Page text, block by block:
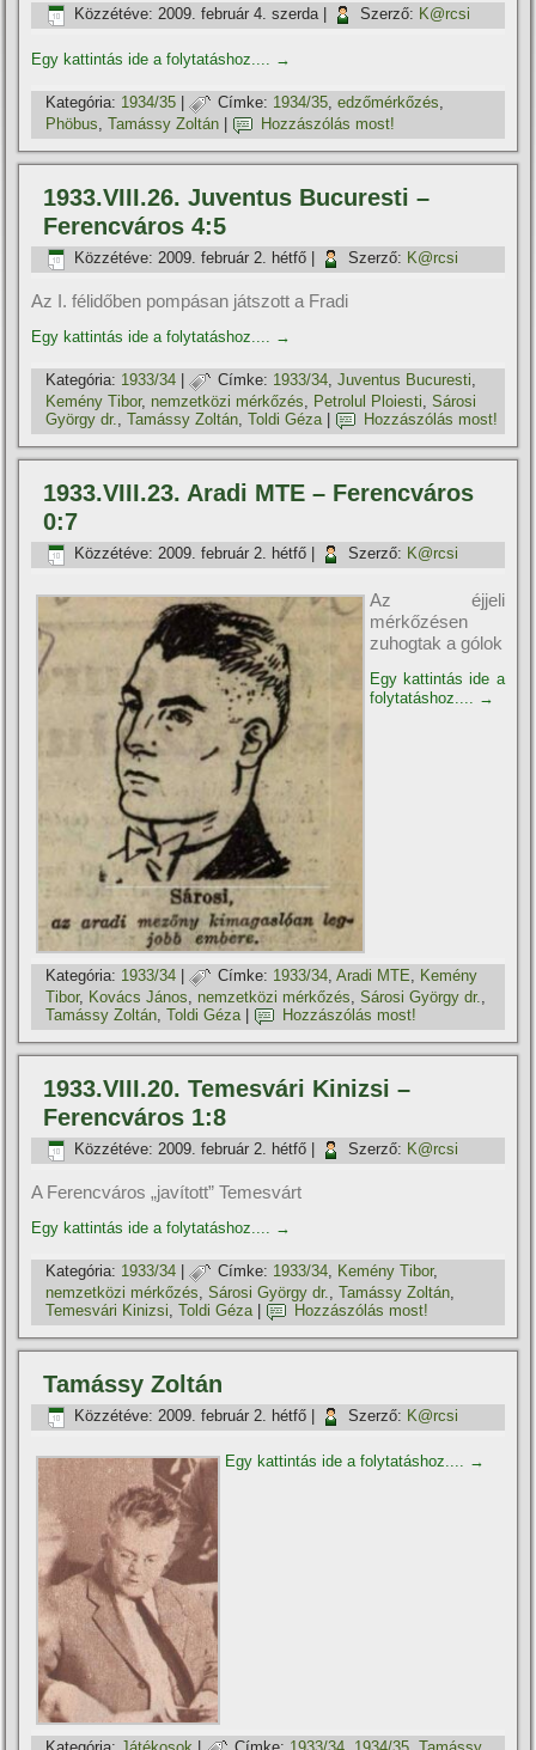
Közzétéve: 2009. február 4. szerda| Szerző: K@rcsi
Egy kattintás ide a folytatáshoz.... →
Kategória: 1934/35 | Címke: 1934/35,edzőmérkőzés,
Phöbus,Tamássy Zoltán Hozzászólás most!
1933.VIII.26. Juventus Bucuresti –
Ferencváros 4:5
Közzétéve: 2009. február 2. hétfő Szerző: K@rcsi
Az I. félidőben pompásan játszott a Fradi
Egy kattintás ide a folytatáshoz.... →
Kategória: 1933/34 | Címke: 1933/34,Juventus Bucuresti,
Kemény Tibor, nemzetközi mérkőzés, Petrolul Ploiesti,Sárosi
György dr.,Tamássy Zoltán,Toldi Géza| Hozzászólás most!
1933.VIII.23. Aradi MTE – Ferencváros
0:7
Közzétéve: 2009. február 2. hétfő Szerző: K@rcsi
Az éjjeli
mérkőzésen
zuhogtak a gólok
Egy kattintás ide a
folytatáshoz.... →
Kategória: 1933/34 Címke: 1933/34 ,Aradi MTE
Kemény
Tibor, Kovács János nemzetközi mérkőzés ,Sárosi György dr.
Tamássy Zoltán ,Toldi Géza Hozzászólás most!
1933.VIII.20. Temesvári Kinizsi –
Ferencváros 1:8
Közzétéve: 2009. február 2. hétfő Szerző: K@rcsi
A Ferencváros „javított” Temesvárt
Egy kattintás ide a folytatáshoz.... →
Kategória: 1933/34 Címke: 1933/34 Kemény Tibor,
nemzetközi mérkőzés ,Sárosi György dr. ,Tamássy Zoltán
Temesvári Kinizsi ,Toldi Géza Hozzászólás most!
Tamássy Zoltán
Közzétéve: 2009. február 2. hétfő Szerző: K@rcsi
Egy kattintás ide a folytatáshoz.... →